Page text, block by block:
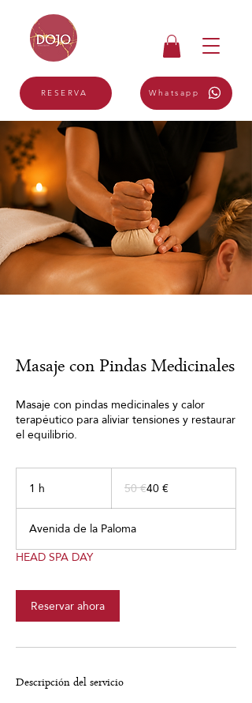
RESERVA Whatsapp
Masaje con Pindas Medicinales
Masaje con pindas medicinales y calor
terapéutico para aliviar tensiones y restaurar
el equilibrio.
1 h 50 €40 €
Avenida de la Paloma
HEAD SPA DAY
Reservar ahora
Descripción del servicio